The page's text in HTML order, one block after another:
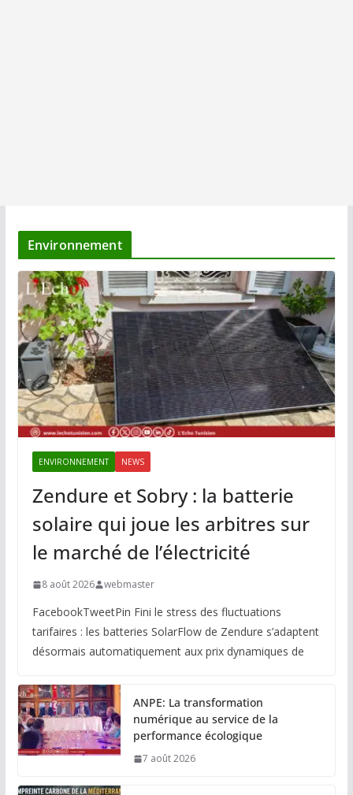
Environnement
ENVIRONNEMENT NEWS
Zendure et Sobry : la batterie
solaire qui joue les arbitres sur
le marché de l’électricité
8 août 2026 webmaster
FacebookTweetPin Fini le stress des fluctuations
tarifaires : les batteries SolarFlow de Zendure s’adaptent
désormais automatiquement aux prix dynamiques de
ANPE: La transformation
numérique au service de la
performance écologique
7 août 2026